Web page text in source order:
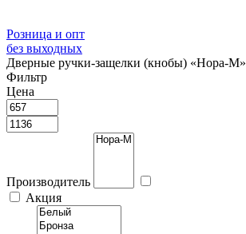
Розница и опт
без выходных
Дверные ручки-защелки (кнобы) «Нора-М»
Фильтр
Цена
Производитель
Акция